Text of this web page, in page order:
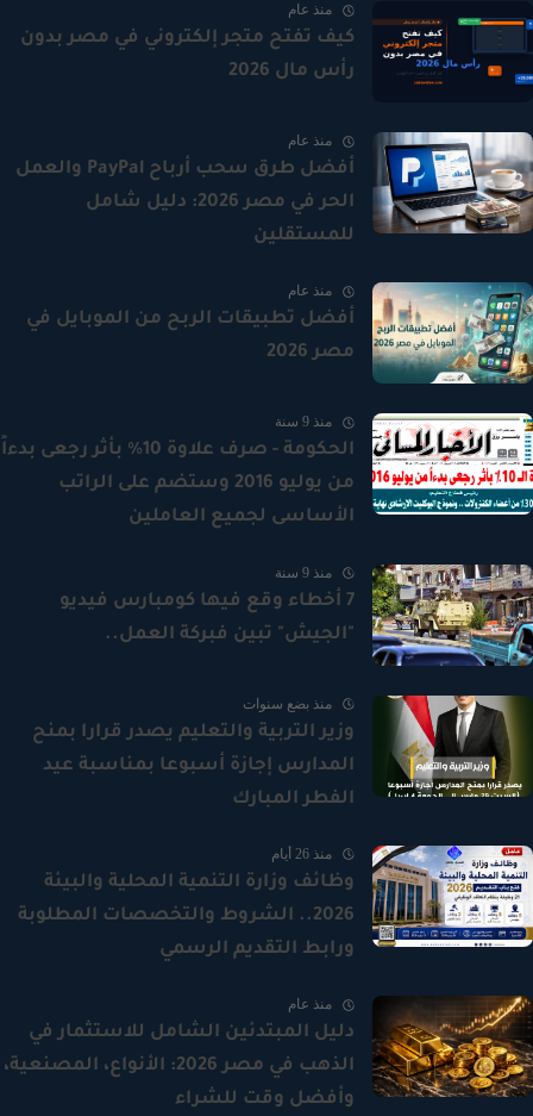
منذ عام
كيف تفتح متجر إلكتروني في مصر بدون
رأس مال 2026
منذ عام
أفضل طرق سحب أرباح PayPal والعمل
الحر في مصر 2026: دليل شامل
للمستقلين
منذ عام
أفضل تطبيقات الربح من الموبايل في
مصر 2026
منذ 9 سنة
الحكومة - صرف علاوة 10% بأثر رجعى بدءاً
من يوليو 2016 وستضم على الراتب
الأساسى لجميع العاملين
منذ 9 سنة
7 أخطاء وقع فيها كومبارس فيديو
"الجيش" تبين فبركة العمل..
منذ بضع سنوات
وزير التربية والتعليم يصدر قرارا بمنح
المدارس إجازة أسبوعا بمناسبة عيد
الفطر المبارك
منذ 26 أيام
وظائف وزارة التنمية المحلية والبيئة
2026.. الشروط والتخصصات المطلوبة
ورابط التقديم الرسمي
منذ عام
دليل المبتدئين الشامل للاستثمار في
الذهب في مصر 2026: الأنواع، المصنعية،
وأفضل وقت للشراء